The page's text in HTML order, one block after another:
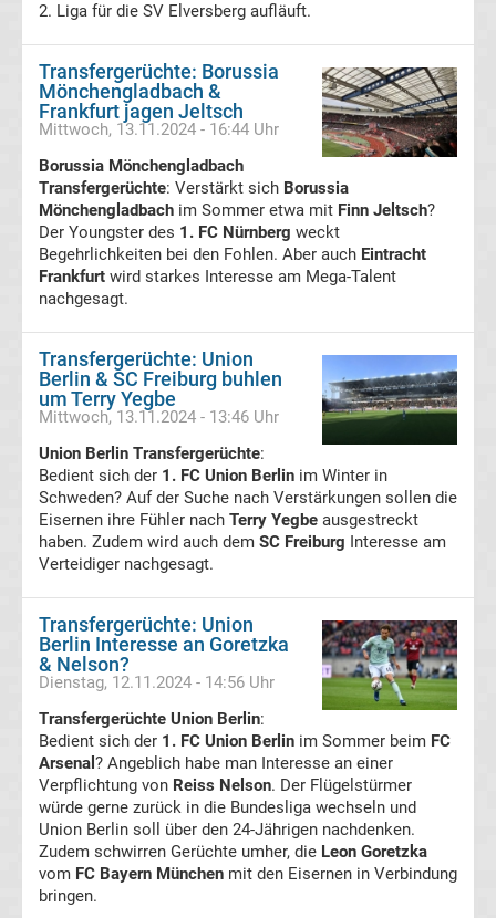
League
Tabelle
Formel
1
Rennkalender
Transfergerüchte
News
Boxen
News
DAZN
Programm
&
Infos
Telekom
Eishockey
live
2. Liga für die SV Elversberg aufläuft.
Transfergerüchte: Borussia
Mönchengladbach &
Frankfurt jagen Jeltsch
Mittwoch, 13.11.2024 - 16:44 Uhr
Borussia Mönchengladbach
Transfergerüchte: Verstärkt sich Borussia
Mönchengladbach im Sommer etwa mit Finn Jeltsch?
Der Youngster des 1. FC Nürnberg weckt
Begehrlichkeiten bei den Fohlen. Aber auch Eintracht
Frankfurt wird starkes Interesse am Mega-Talent
nachgesagt.
Transfergerüchte: Union
Berlin & SC Freiburg buhlen
um Terry Yegbe
Mittwoch, 13.11.2024 - 13:46 Uhr
Union Berlin Transfergerüchte:
Bedient sich der 1. FC Union Berlin im Winter in
Schweden? Auf der Suche nach Verstärkungen sollen die
Eisernen ihre Fühler nach Terry Yegbe ausgestreckt
haben. Zudem wird auch dem SC Freiburg Interesse am
Verteidiger nachgesagt.
Transfergerüchte: Union
Berlin Interesse an Goretzka
& Nelson?
Dienstag, 12.11.2024 - 14:56 Uhr
Transfergerüchte Union Berlin:
Bedient sich der 1. FC Union Berlin im Sommer beim FC
Arsenal ? Angeblich habe man Interesse an einer
Verpflichtung von Reiss Nelson. Der Flügelstürmer
würde gerne zurück in die Bundesliga wechseln und
Union Berlin soll über den 24-Jährigen nachdenken.
Zudem schwirren Gerüchte umher, die Leon Goretzka
vom FC Bayern München mit den Eisernen in Verbindung
bringen.